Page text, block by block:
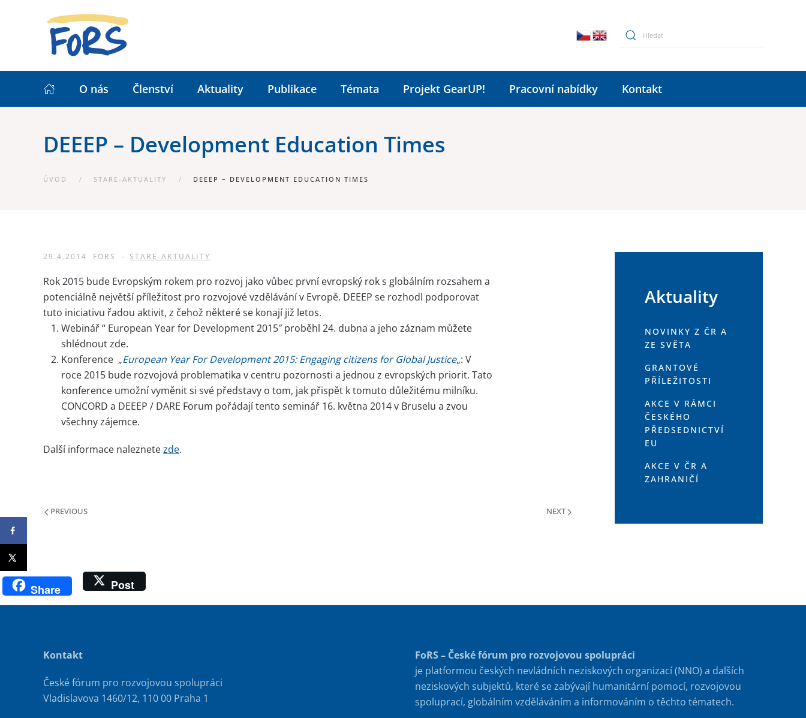
O nás Členství Aktuality Publikace Témata Projekt GearUP! Pracovní nabídky Kontakt
DEEEP – Development Education Times
ÚVOD STARE-AKTUALITY DEEEP – DEVELOPMENT EDUCATION TIMES
29.4.2014 FORS – STARE-AKTUALITY
Rok 2015 bude Evropským rokem pro rozvoj jako vůbec první evropský rok s globálním rozsahem a
potenciálně největší příležitost pro rozvojové vzdělávání v Evropě. DEEEP se rozhodl podporovat
tuto iniciativu řadou aktivit, z čehož některé se konají již letos.
Webinář “ European Year for Development 2015″ proběhl 24. dubna a jeho záznam můžete
shlédnout zde.
Konference „European Year For Development 2015: Engaging citizens for Global Justice„: V
roce 2015 bude rozvojová problematika v centru pozornosti a jednou z evropských priorit. Tato
konference umožní vyměnit si své představy o tom, jak přispět k tomuto důležitému milníku.
CONCORD a DEEEP / DARE Forum pořádají tento seminář 16. května 2014 v Bruselu a zvou
všechny zájemce.
Další informace naleznetezde.
PREVIOUS NEXT
Aktuality
NOVINKY Z ČR A
ZE SVĚTA
GRANTOVÉ
PŘÍLEŽITOSTI
AKCE V RÁMCI
ČESKÉHO
PŘEDSEDNICTVÍ
EU
AKCE V ČR A
ZAHRANIČÍ
Share Post
Kontakt
České fórum pro rozvojovou spolupráci
Vladislavova 1460/12, 110 00 Praha 1
FoRS – České fórum pro rozvojovou spolupráci
je platformou českých nevládních neziskových organizací (NNO) a dalších
neziskových subjektů, které se zabývají humanitární pomocí, rozvojovou
spoluprací, globálním vzděláváním a informováním o těchto tématech.